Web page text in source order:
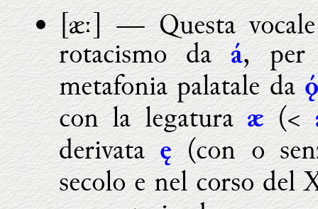
[æː] — Questa
rotacismo daá, per
metafonia palatale da
con la legaturaæ(<
derivataę(con o
secolo e nel corso